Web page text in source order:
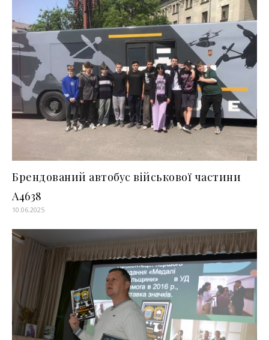
Брендований автобус військової частини
А4638
10.06.2025